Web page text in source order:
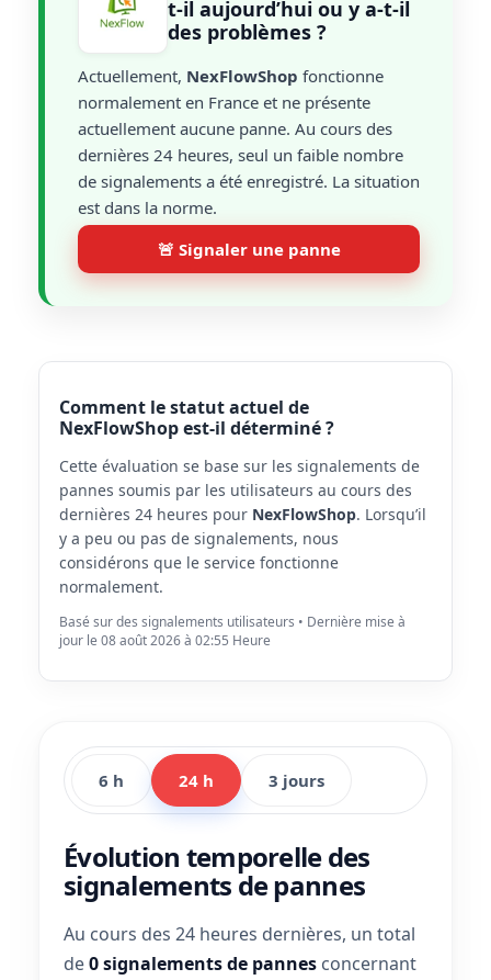
t-il aujourd’hui ou y a-t-il
des problèmes ?
Actuellement, NexFlowShop fonctionne
normalement en France et ne présente
actuellement aucune panne. Au cours des
dernières 24 heures, seul un faible nombre
de signalements a été enregistré. La situation
est dans la norme.
🚨 Signaler une panne
Comment le statut actuel de
NexFlowShop est-il déterminé ?
Cette évaluation se base sur les signalements de
pannes soumis par les utilisateurs au cours des
dernières 24 heures pour NexFlowShop. Lorsqu’il
y a peu ou pas de signalements, nous
considérons que le service fonctionne
normalement.
Basé sur des signalements utilisateurs • Dernière mise à
jour le 08 août 2026 à 02:55 Heure
6 h 24 h 3 jours
Évolution temporelle des
signalements de pannes
Au cours des 24 heures dernières, un total
de0 signalements de pannes concernant